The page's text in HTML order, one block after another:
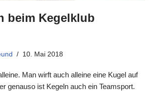
beim Kegelklub
10. Mai 2018
Man wirft auch alleine eine Kugel auf
genauso ist Kegeln auch ein Teamsport.